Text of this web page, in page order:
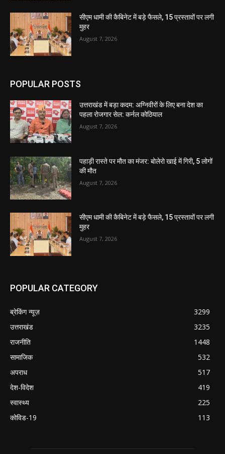
सीएम धामी की कैबिनेट में बड़े फैसले, 15 प्रस्तावों पर लगी
मुहर
August 7, 2026
POPULAR POSTS
उत्तराखंड में बड़ा कदम: अग्निवीरों के लिए बना देश का
पहला रोजगार सेल: कर्नल कोठियाल
August 7, 2026
पहाड़ी रास्ते पर मौत का मंजर: बोलेरो खाई में गिरी, 5 लोगों
की मौत
August 7, 2026
सीएम धामी की कैबिनेट में बड़े फैसले, 15 प्रस्तावों पर लगी
मुहर
August 7, 2026
POPULAR CATEGORY
ब्रेकिंग न्यूज़
3299
उत्तराखंड
3235
राजनीति
1448
सामाजिक
532
अपराध
517
देश-विदेश
419
स्वास्थ्य
225
कोविड-19
113